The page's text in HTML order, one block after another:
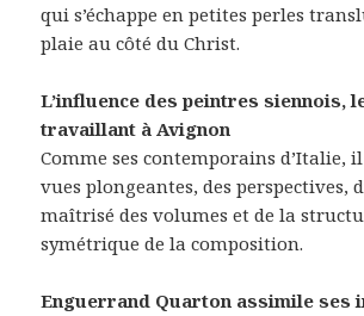
qui s’échappe en petites perles
plaie au côté du Christ.
L’influence des peintres siennois,
travaillant à Avignon
Comme ses contemporains d’Italie,
vues plongeantes, des perspectives,
maîtrisé des volumes et de la
symétrique de la composition.
Enguerrand Quarton assimile ses